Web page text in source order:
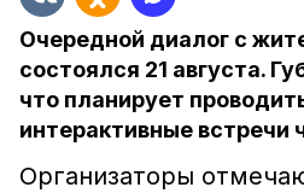
Очередной диалог с
состоялся 21 августа.
что планирует
интерактивные встречи
Организаторы